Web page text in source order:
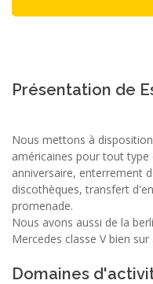
Présentation de
Nous mettons à
américaines pour tout
anniversaire, enterrement
discothèques, transfert
promenade.
Nous avons aussi de la
Mercedes classe V bien
Domaines